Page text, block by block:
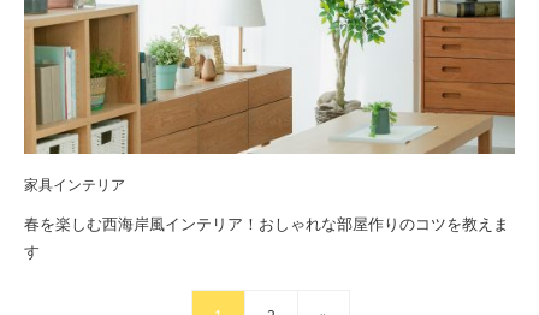
家具インテリア
春を楽しむ西海岸風インテリア！おしゃれな部屋作りのコツを教えま
す